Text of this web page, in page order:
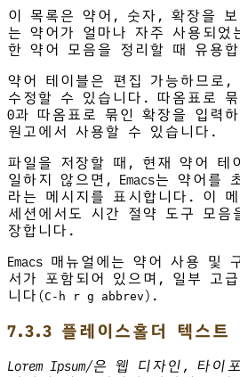
이 목록은 약어, 숫자, 확장을
는 약어가 얼마나 자주 사용되었
한 약어 모음을 정리할 때 유용
약어 테이블은 편집 가능하므로,
수정할 수 있습니다. 따옴표로
0과 따옴표로 묶인 확장을 입력
원고에서 사용할 수 있습니다.
파일을 저장할 때, 현재 약어 테
일하지 않으면, Emacs는 약어를
라는 메시지를 표시합니다. 이 메
세션에서도 시간 절약 도구 모
장합니다.
Emacs 매뉴얼에는 약어 사용 및
서가 포함되어 있으며, 일부 고
니다(C-h r g abbrev).
7.3.3 플레이스홀더 텍스트
Lorem Ipsum/은 웹 디자인, 타이